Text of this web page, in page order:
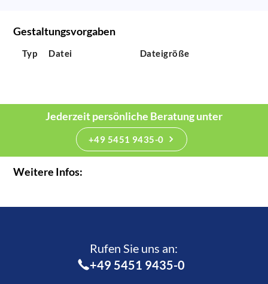
Gestaltungsvorgaben
Typ Datei Dateigröße
Jederzeit persönliche Beratung unter
+49 5451 9435-0
Weitere Infos:
Rufen Sie uns an:­
+49 5451 9435-0